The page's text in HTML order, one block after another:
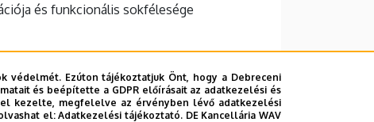
és funkcionális sokfélesége
védelmét. Ezúton tájékoztatjuk Önt, hogy a Debreceni
és beépítette a GDPR előírásait az adatkezelési és
kezelte, megfelelve az érvényben lévő adatkezelési
el:Adatkezelési tájékoztató. DE Kancellária WAV